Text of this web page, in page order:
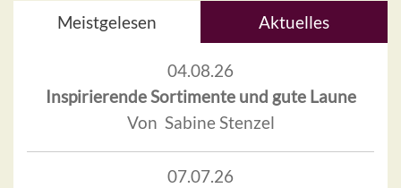
Meistgelesen Aktuelles
04.08.26
Inspirierende Sortimente und gute Laune
Von Sabine Stenzel
07.07.26